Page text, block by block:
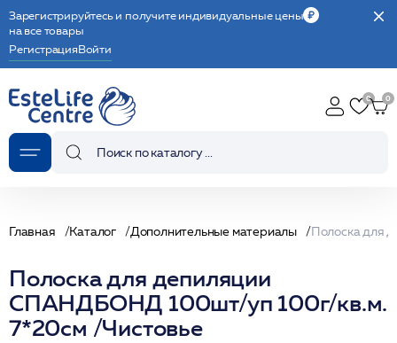
Зарегистрируйтесь и получите индивидуальные цены
на все товары
РегистрацияВойти
Главная Каталог Дополнительные материалы
Полоска для депиляции
СПАНДБОНД 100шт/уп 100г/кв.м.
7*20см /Чистовье